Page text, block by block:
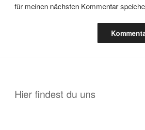
für meinen nächsten Kommentar
Hier findest du uns